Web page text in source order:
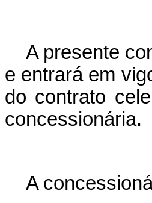
A presente
e entrará em
do contrato
concessionária.
A